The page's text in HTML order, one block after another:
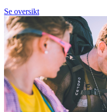
Se oversikt